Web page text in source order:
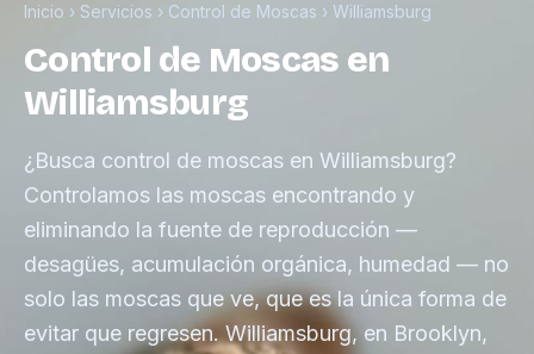
Inicio › Servicios › Control de Moscas › Williamsburg
Control de Moscas en
Williamsburg
¿Busca control de moscas en Williamsburg?
Controlamos las moscas encontrando y
eliminando la fuente de reproducción —
desagües, acumulación orgánica, humedad — no
solo las moscas que ve, que es la única forma de
evitar que regresen. Williamsburg, en Brooklyn,